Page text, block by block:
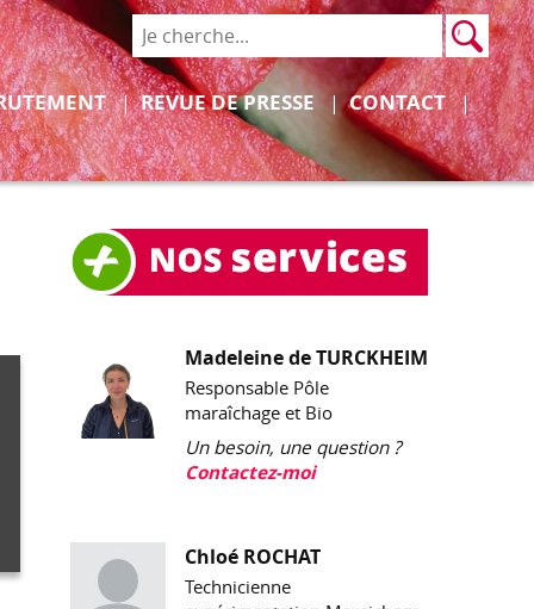
DéplierREVUE DE PRESSE DéplierCONTACT
Madeleine de TURCKHEIM
Responsable Pôle
maraîchage et Bio
Un besoin, une question ?
Contactez-moi
Chloé ROCHAT
Technicienne